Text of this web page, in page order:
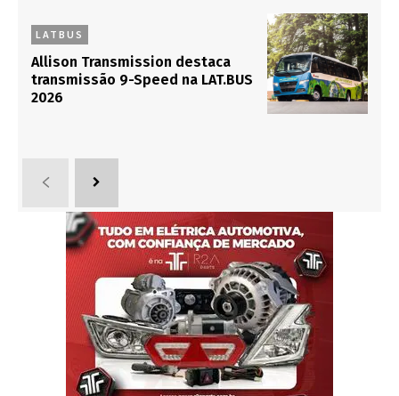
LATBUS
Allison Transmission destaca
transmissão 9-Speed na LAT.BUS
2026